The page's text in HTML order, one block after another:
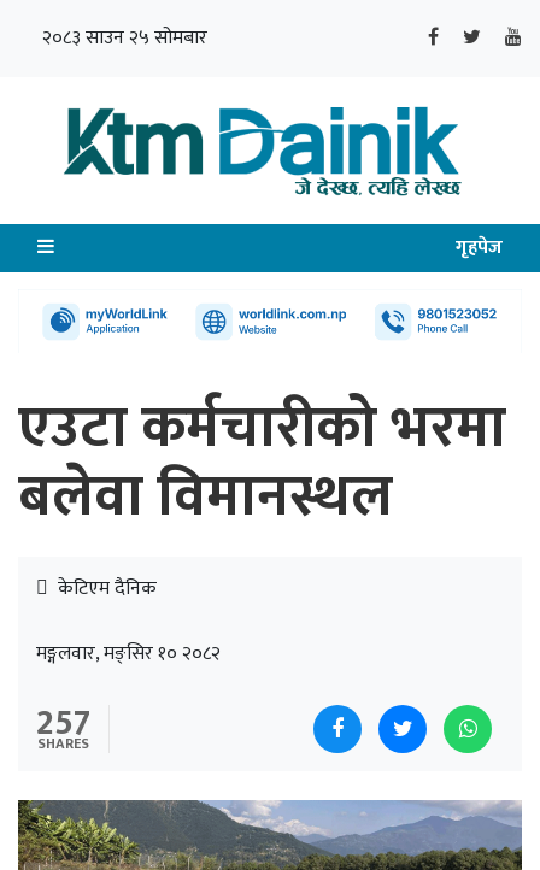
२०८३ साउन २५ सोमबार
गृहपेज
एउटा कर्मचारीको भरमा
बलेवा विमानस्थल
केटिएम दैनिक
मङ्गलवार, मङ्सिर १० २०८२
257
SHARES